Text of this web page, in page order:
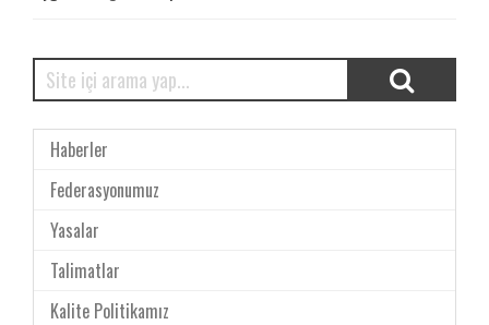
Haberler
Federasyonumuz
Yasalar
Talimatlar
Kalite Politikamız